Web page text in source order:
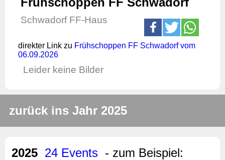
Schwadorf FF-Haus
direkter Link zu Frühschoppen FF Schwadorf vom
06.09.2026
Leider keine Bilder
zurück ins Jahr 2025
2025 24 Events - zum Beispiel: